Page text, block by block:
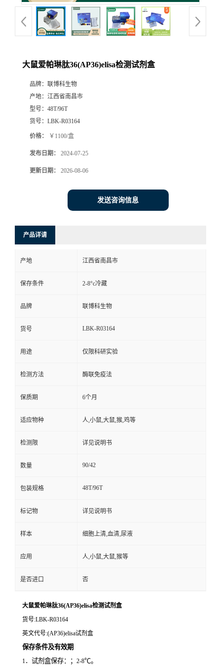
大鼠爱帕琳肽36(AP36)elisa检测试剂盒
品牌： 联博科生物
产地： 江西省南昌市
型号： 48T/96T
货号： LBK-R03164
价格： ￥1100/盒
发布日期： 2024-07-25
更新日期： 2026-08-06
发送咨询信息
产品详请
产地 江西省南昌市
保存条件 2-8°c冷藏
品牌 联博科生物
货号 LBK-R03164
用途 仅限科研实验
检测方法 酶联免疫法
保质期 6个月
适应物种 人,小鼠,大鼠,猴,鸡等
检测限 详见说明书
数量 90/42
包装规格 48T/96T
标记物 详见说明书
样本 细胞上清,血清,尿液
应用 人,小鼠,大鼠,猴等
是否进口 否
大鼠爱帕琳肽36(AP36)elisa检测试剂盒
货号:LBK-R03164
英文代号:(AP36)elisa试剂盒
保存条件及有效期
1．试剂盒保存：； 2-8℃。